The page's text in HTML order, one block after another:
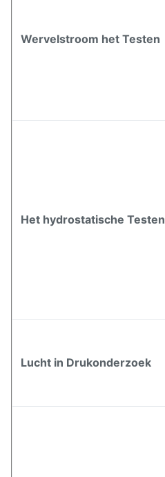
Wervelstroom het Testen
Het hydrostatische Testen
Lucht in Drukonderzoek